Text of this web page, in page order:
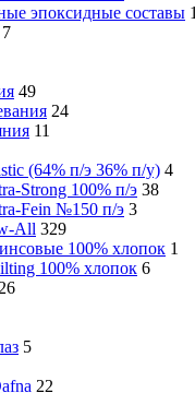
эпоксидные составы
7
49
24
11
(64% п/э 36% п/у) 4
Strong 100% п/э 38
Fein №150 п/э 3
All 329
100% хлопок 1
100% хлопок 6
26
5
22